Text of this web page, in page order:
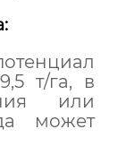
т/га, в
или
может